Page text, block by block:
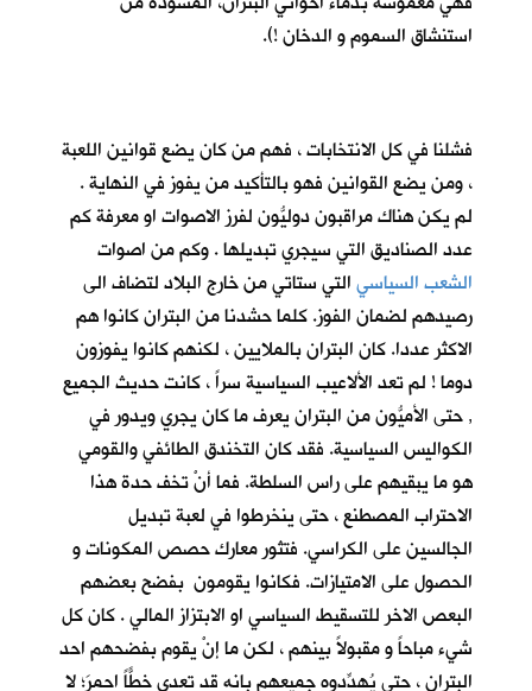
استنشاق السموم و الدخان !).
فشلنا في كل الانتخابات ، فهم من كان يضع قوانين اللعبة
، ومن يضع القوانين فهو بالتأكيد من يفوز في النهاية .
لم يكن هناك مراقبون دوليُّون لفرز الاصوات او معرفة كم
عدد الصناديق التي سيجري تبديلها . وكم من اصوات
الشعب السياسيالتي ستاتي من خارج البلاد لتضاف الى
رصيدهم لضمان الفوز. كلما حشدنا من البتران كانوا هم
الاكثر عددا. كان البتران بالملايين ، لكنهم كانوا يفوزون
دوما ! لم تعد الألاعيب السياسية سراً ، كانت حديث الجميع
, حتى الأميُّون من البتران يعرف ما كان يجري ويدور في
الكواليس السياسية. فقد كان التخندق الطائفي والقومي
هو ما يبقيهم على راس السلطة. فما أنْ تخف حدة هذا
الاحتراب المصطنع ، حتى ينخرطوا في لعبة تبديل
الجالسين على الكراسي. فتثور معارك حصص المكونات و
الحصول على الامتيازات. فكانوا يقومون بفضح بعضهم
البعص الاخر للتسقيط السياسي او الابتزاز المالي . كان كل
شيء مباحاً و مقبولاً بينهم ، لكن ما إنْ يقوم بفضحهم احد
البتران ، حتى يُهدِّدوه جميعهم بانه قد تعدى خطًّاً احمرَ؛ لا